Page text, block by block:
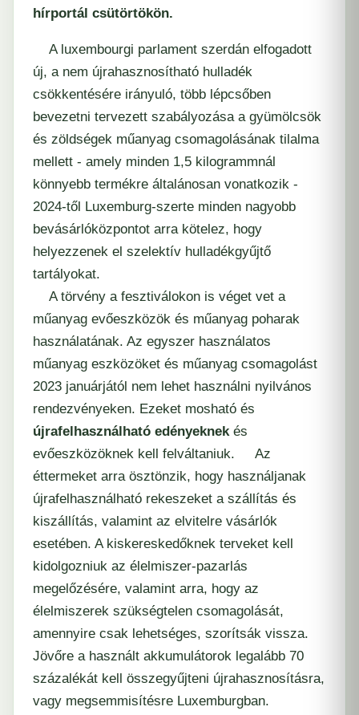
hírportál csütörtökön.
A luxembourgi parlament szerdán elfogadott
új, a nem újrahasznosítható hulladék
csökkentésére irányuló, több lépcsőben
bevezetni tervezett szabályozása a gyümölcsök
és zöldségek műanyag csomagolásának tilalma
mellett - amely minden 1,5 kilogrammnál
könnyebb termékre általánosan vonatkozik -
2024-től Luxemburg-szerte minden nagyobb
bevásárlóközpontot arra kötelez, hogy
helyezzenek el szelektív hulladékgyűjtő
tartályokat.
A törvény a fesztiválokon is véget vet a
műanyag evőeszközök és műanyag poharak
használatának. Az egyszer használatos
műanyag eszközöket és műanyag csomagolást
2023 januárjától nem lehet használni nyilvános
rendezvényeken. Ezeket mosható és
újrafelhasználható edényeknekés
evőeszközöknek kell felváltaniuk. Az
éttermeket arra ösztönzik, hogy használjanak
újrafelhasználható rekeszeket a szállítás és
kiszállítás, valamint az elvitelre vásárlók
esetében. A kiskereskedőknek terveket kell
kidolgozniuk az élelmiszer-pazarlás
megelőzésére, valamint arra, hogy az
élelmiszerek szükségtelen csomagolását,
amennyire csak lehetséges, szorítsák vissza.
Jövőre a használt akkumulátorok legalább 70
százalékát kell összegyűjteni újrahasznosításra,
vagy megsemmisítésre Luxemburgban.